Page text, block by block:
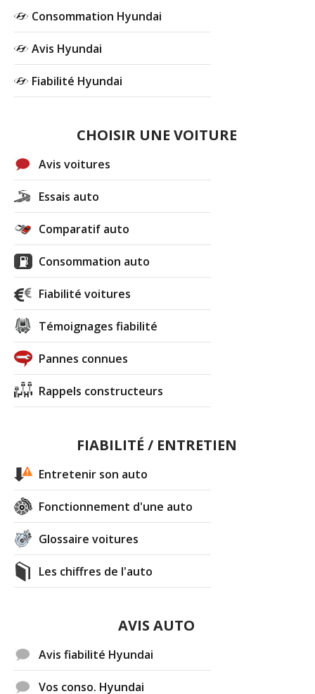
Consommation Hyundai
Avis Hyundai
Fiabilité Hyundai
CHOISIR UNE VOITURE
Avis voitures
Essais auto
Comparatif auto
Consommation auto
Fiabilité voitures
Témoignages fiabilité
Pannes connues
Rappels constructeurs
FIABILITÉ / ENTRETIEN
Entretenir son auto
Fonctionnement d'une auto
Glossaire voitures
Les chiffres de l'auto
AVIS AUTO
Avis fiabilité Hyundai
Vos conso. Hyundai